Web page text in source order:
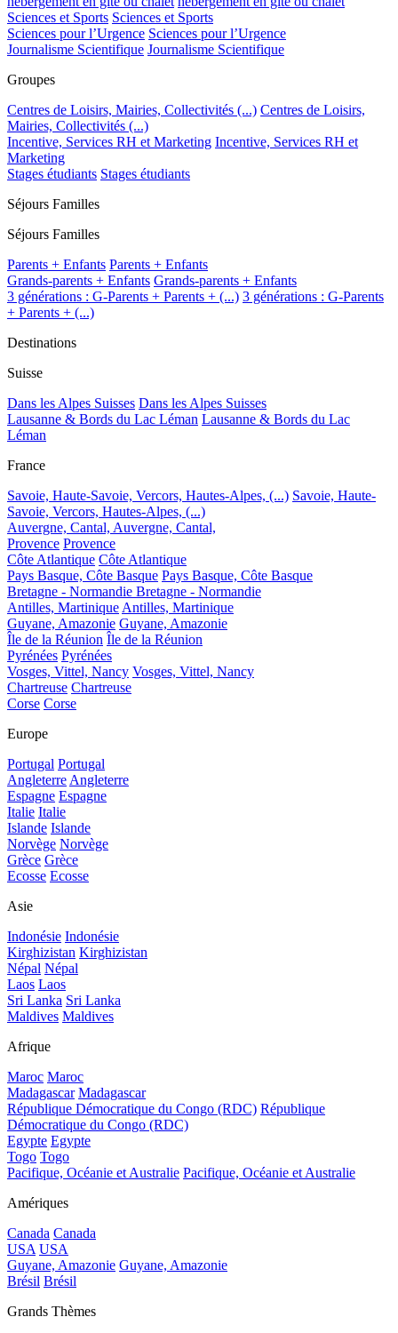
Sciences et Sports Sciences et Sports
Sciences pour l’Urgence Sciences pour l’Urgence
Journalisme Scientifique Journalisme Scientifique
Groupes
Centres de Loisirs, Mairies, Collectivités (...) Centres de Loisirs,
Mairies, Collectivités (...)
Incentive, Services RH et Marketing Incentive, Services RH et
Marketing
Stages étudiants Stages étudiants
Séjours Familles
Séjours Familles
Parents + Enfants Parents + Enfants
Grands-parents + Enfants Grands-parents + Enfants
3 générations : G-Parents + Parents + (...) 3 générations : G-Parents
+ Parents + (...)
Destinations
Suisse
Dans les Alpes Suisses Dans les Alpes Suisses
Lausanne & Bords du Lac Léman Lausanne & Bords du Lac
Léman
France
Savoie, Haute-Savoie, Vercors, Hautes-Alpes, (...) Savoie, Haute-
Savoie, Vercors, Hautes-Alpes, (...)
Auvergne, Cantal, Auvergne, Cantal,
Provence Provence
Côte Atlantique Côte Atlantique
Pays Basque, Côte Basque Pays Basque, Côte Basque
Bretagne - Normandie Bretagne - Normandie
Antilles, MartiniqueAntilles, Martinique
Guyane, Amazonie Guyane, Amazonie
Île de la Réunion Île de la Réunion
Pyrénées Pyrénées
Vosges, Vittel, Nancy Vosges, Vittel, Nancy
Chartreuse Chartreuse
Corse Corse
Europe
Portugal Portugal
AngleterreAngleterre
Espagne Espagne
Italie Italie
Islande Islande
Norvège Norvège
Grèce Grèce
Ecosse Ecosse
Asie
Indonésie Indonésie
Kirghizistan Kirghizistan
Népal Népal
Laos Laos
Sri Lanka Sri Lanka
Maldives Maldives
Afrique
Maroc Maroc
Madagascar Madagascar
République Démocratique du Congo (RDC) République
Démocratique du Congo (RDC)
Egypte Egypte
Togo Togo
Pacifique, Océanie et Australie Pacifique, Océanie et Australie
Amériques
Canada Canada
USA USA
Guyane, Amazonie Guyane, Amazonie
Brésil Brésil
Grands Thèmes